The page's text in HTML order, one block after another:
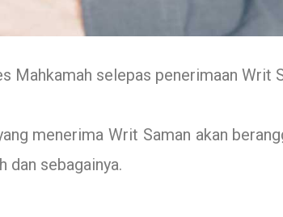
Mahkamah selepas penerimaan Writ
menerima Writ Saman akan
dan sebagainya.